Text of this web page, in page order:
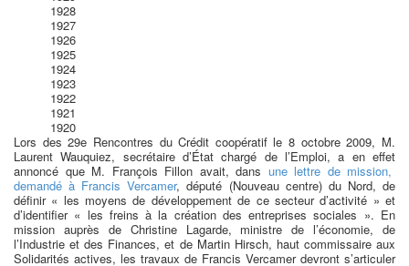
1928
1927
1926
1925
1924
1923
1922
1921
1920
Lors des 29e Rencontres du Crédit coopératif le 8 octobre 2009, M.
Laurent Wauquiez, secrétaire d’État chargé de l’Emploi, a en effet
annoncé que M. François Fillon avait, dans une lettre de mission,
demandé à Francis Vercamer, député (Nouveau centre) du Nord, de
définir « les moyens de développement de ce secteur d’activité » et
d’identifier « les freins à la création des entreprises sociales ». En
mission auprès de Christine Lagarde, ministre de l’économie, de
l’Industrie et des Finances, et de Martin Hirsch, haut commissaire aux
Solidarités actives, les travaux de Francis Vercamer devront s’articuler